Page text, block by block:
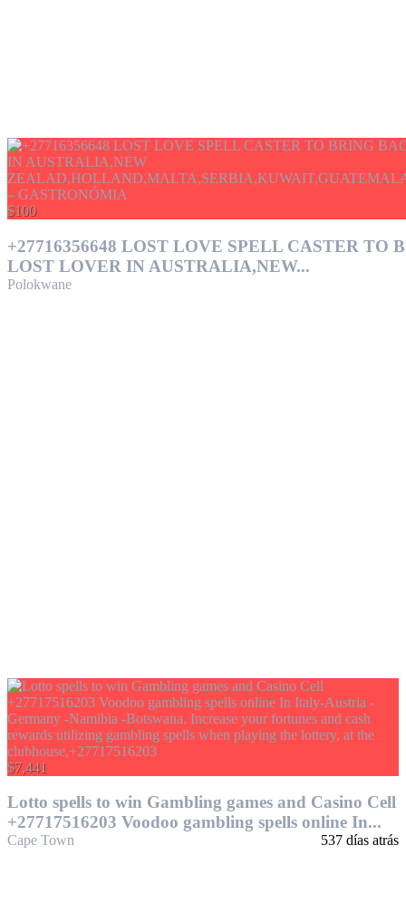
$100
+27716356648 LOST LOVE SPELL CASTER TO
LOST LOVER IN AUSTRALIA,NEW...
Polokwane
$7,441
Lotto spells to win Gambling games and Casino Cell
+27717516203 Voodoo gambling spells online In...
Cape Town 537 días atrás